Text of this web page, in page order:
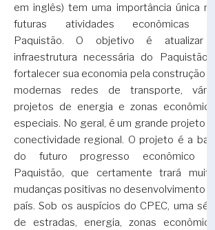
em inglês) tem uma importância única nas
futuras atividades econômicas do
Paquistão. O objetivo é atualizar a
infraestrutura necessária do Paquistão e
fortalecer sua economia pela construção de
modernas redes de transporte, vários
projetos de energia e zonas econômicas
especiais. No geral, é um grande projeto de
conectividade regional. O projeto é a base
do futuro progresso econômico do
Paquistão, que certamente trará muitas
mudanças positivas no desenvolvimento do
país. Sob os auspícios do CPEC, uma série
de estradas, energia, zonas econômicas